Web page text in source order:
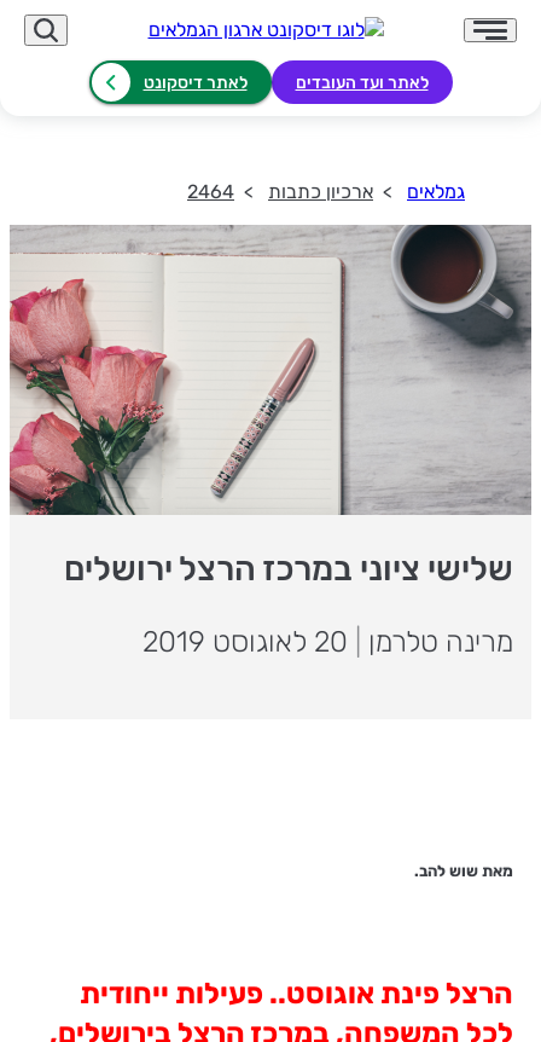
לאתר ועד העובדים לאתר דיסקונט
גמלאים ארכיון כתבות 2464
שלישי ציוני במרכז הרצל ירושלים
מרינה טלרמן
מאת שוש להב.
הרצל פינת אוגוסט.. פעילות ייחודית
לכל המשפחה, במרכז הרצל בירושלים,